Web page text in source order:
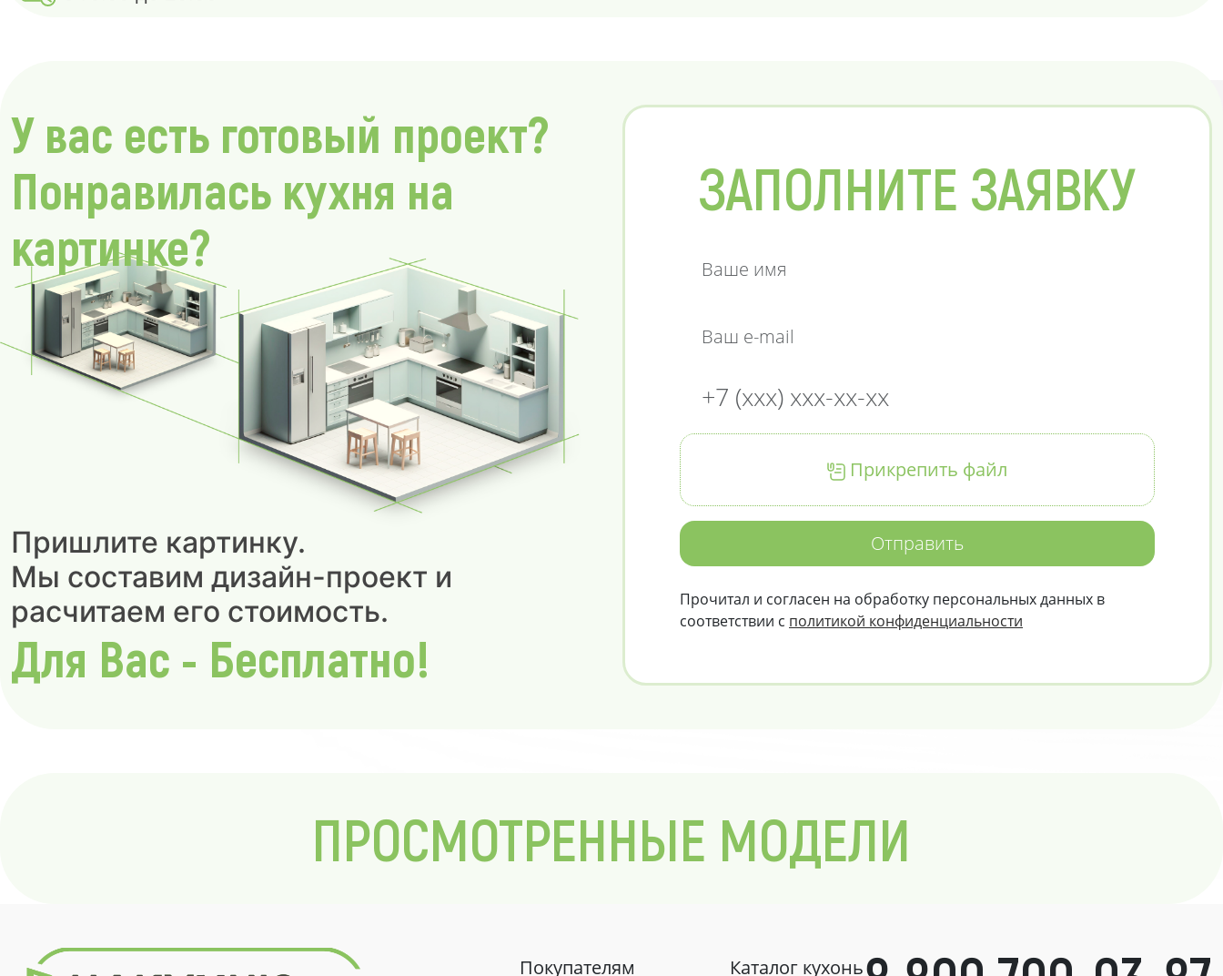
У вас есть готовый проект?
Понравилась кухня на
картинке?
Пришлите картинку.
Мы составим дизайн-проект и
расчитаем его стоимость.
Для Вас - Бесплатно!
ЗАПОЛНИТЕ ЗАЯВКУ
Прикрепить файл
Отправить
Прочитал и согласен на обработку персональных данных в
соответствии с политикой конфиденциальности
ПРОСМОТРЕННЫЕ МОДЕЛИ
Покупателям Каталог кухонь